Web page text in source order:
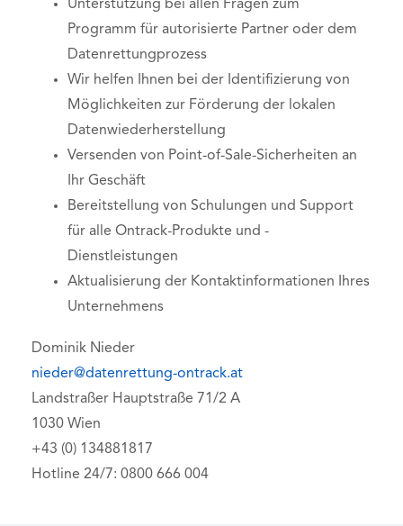
Unterstützung bei allen Fragen zum
Programm für autorisierte Partner oder dem
Datenrettungprozess
Wir helfen Ihnen bei der Identifizierung von
Möglichkeiten zur Förderung der lokalen
Datenwiederherstellung
Versenden von Point-of-Sale-Sicherheiten an
Ihr Geschäft
Bereitstellung von Schulungen und Support
für alle Ontrack-Produkte und -
Dienstleistungen
Aktualisierung der Kontaktinformationen Ihres
Unternehmens
Dominik Nieder
nieder@datenrettung-ontrack.at
Landstraßer Hauptstraße 71/2 A
1030 Wien
+43 (0) 134881817
Hotline 24/7: 0800 666 004